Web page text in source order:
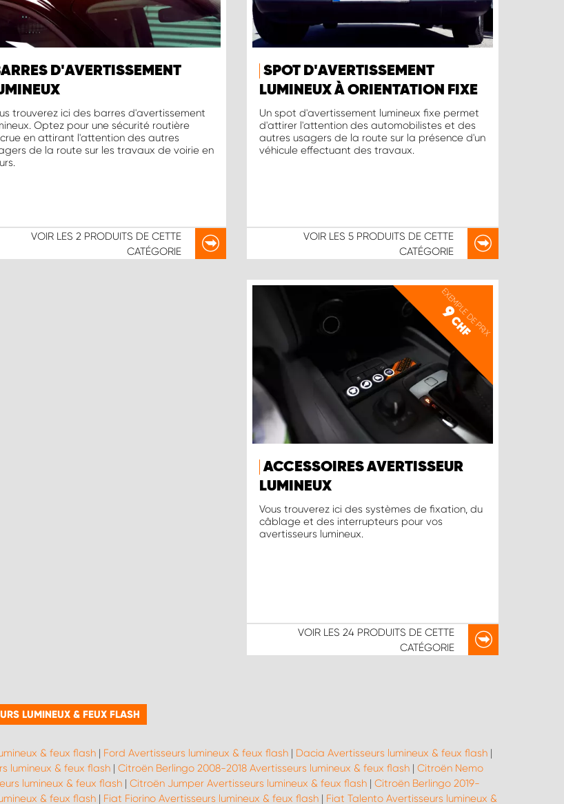
D'AVERTISSEMENT
trouverez ici des barres d'avertissement
Optez pour une sécurité routière
en attirant l'attention des autres
de la route sur les travaux de voirie en
VOIR LES 2 PRODUITS DE CETTE
CATÉGORIE
SPOT D'AVERTISSEMENT
LUMINEUX À ORIENTATION FIXE
Un spot d'avertissement lumineux fixe permet
d'attirer l'attention des automobilistes et des
autres usagers de la route sur la présence d'un
véhicule effectuant des travaux.
VOIR LES5 PRODUITS DE CETTE
CATÉGORIE
EXEMPLE DE PRIX
9
CHF
ACCESSOIRES AVERTISSEUR
LUMINEUX
Vous trouverez ici des systèmes de fixation, du
câblage et des interrupteurs pour vos
avertisseurs lumineux.
VOIR LES 24 PRODUITS DE CETTE
CATÉGORIE
LUMINEUX & FEUX FLASH
& feux flash | Ford Avertisseurs lumineux & feux flash | Dacia Avertisseurs lumineux & feux flash |
lumineux & feux flash | Citroën Berlingo 2008-2018 Avertisseurs lumineux & feux flash | Citroën Nemo
lumineux & feux flash | Citroën Jumper Avertisseurs lumineux & feux flash | Citroën Berlingo 2019-
& feux flash| Fiat Fiorino Avertisseurs lumineux & feux flash| Fiat Talento Avertisseurs lumineux &